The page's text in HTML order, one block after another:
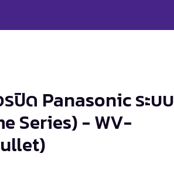
ปิด Panasonic ระบบ
Series) - WV-